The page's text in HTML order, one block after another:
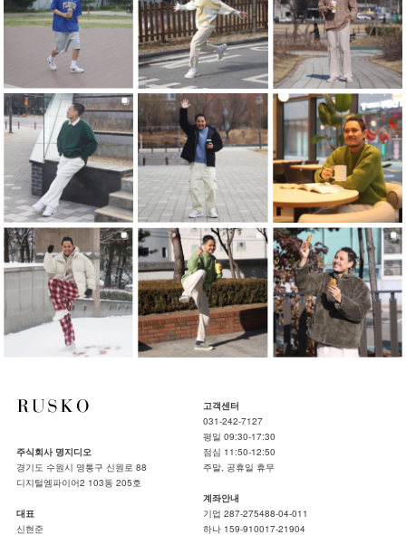
주식회사 명지디오
경기도 수원시 영통구 신원로 88
디지털엠파이어2 103동 205호
대표
신현준
고객센터
031-242-7127
평일 09:30-17:30
점심 11:50-12:50
주말, 공휴일 휴무
계좌안내
기업 287-275488-04-011
하나 159-910017-21904